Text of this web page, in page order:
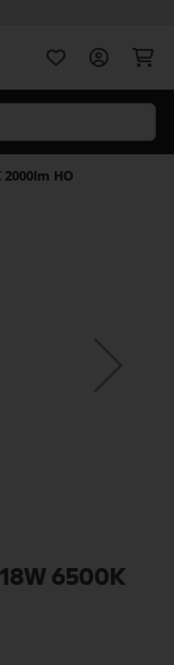
2000lm HO
6500K